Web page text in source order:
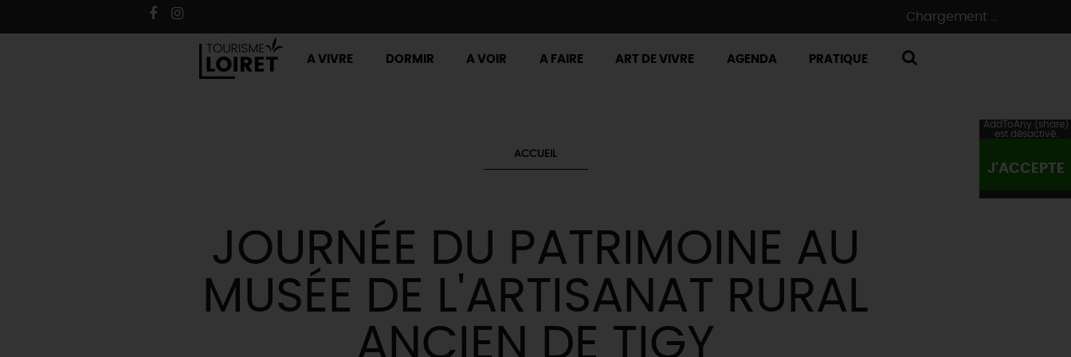
Chargement ...
A VIVRE DORMIR A VOIR A FAIRE ART DE VIVRE AGENDA PRATIQUE
ACCUEIL
JOURNÉE DU PATRIMOINE AU
MUSÉE DE L'ARTISANAT RURAL
ANCIEN DE TIGY
AddToAny (share)
est désactivé.
J'ACCEPTE